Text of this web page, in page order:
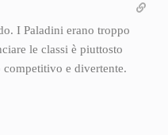
I Paladini erano troppo
le classi è piuttosto
competitivo e divertente.